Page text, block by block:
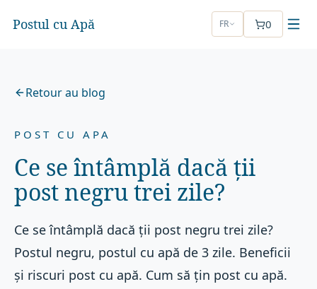
Postul cu Apă FR 0
Retour au blog
POST CU APA
Ce se întâmplă dacă ții
post negru trei zile?
Ce se întâmplă dacă ții post negru trei zile?
Postul negru, postul cu apă de 3 zile. Beneficii
și riscuri post cu apă. Cum să țin post cu apă.